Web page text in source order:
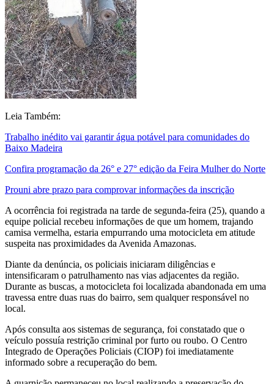
Leia Também:
Trabalho inédito vai garantir água potável para comunidades do
Baixo Madeira
Confira programação da 26° e 27° edição da Feira Mulher do Norte
Prouni abre prazo para comprovar informações da inscrição
A ocorrência foi registrada na tarde de segunda-feira (25), quando a
equipe policial recebeu informações de que um homem, trajando
camisa vermelha, estaria empurrando uma motocicleta em atitude
suspeita nas proximidades da Avenida Amazonas.
Diante da denúncia, os policiais iniciaram diligências e
intensificaram o patrulhamento nas vias adjacentes da região.
Durante as buscas, a motocicleta foi localizada abandonada em uma
travessa entre duas ruas do bairro, sem qualquer responsável no
local.
Após consulta aos sistemas de segurança, foi constatado que o
veículo possuía restrição criminal por furto ou roubo. O Centro
Integrado de Operações Policiais (CIOP) foi imediatamente
informado sobre a recuperação do bem.